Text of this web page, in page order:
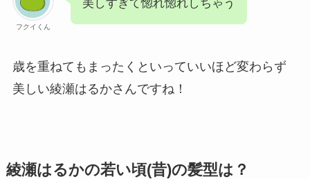
フクイくん
美しすぎて惚れ惚れしちゃう
歳を重ねてもまったくといっていいほど変わらず
美しい綾瀬はるかさんですね！
綾瀬はるかの若い頃(昔)の髪型は？